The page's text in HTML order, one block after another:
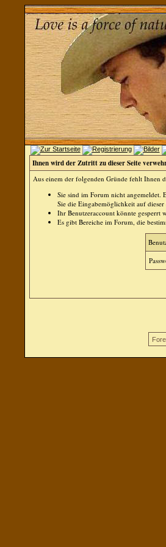
Ihnen wird der Zutritt zu dieser Seite
Aus einem der folgenden Gründe fehlt Ihnen
Sie sind im Forum nicht angemeldet.
Sie die Eingabemöglichkeit auf
Ihr Benutzeraccount könnte gesperrt
Es gibt Bereiche im Forum, die